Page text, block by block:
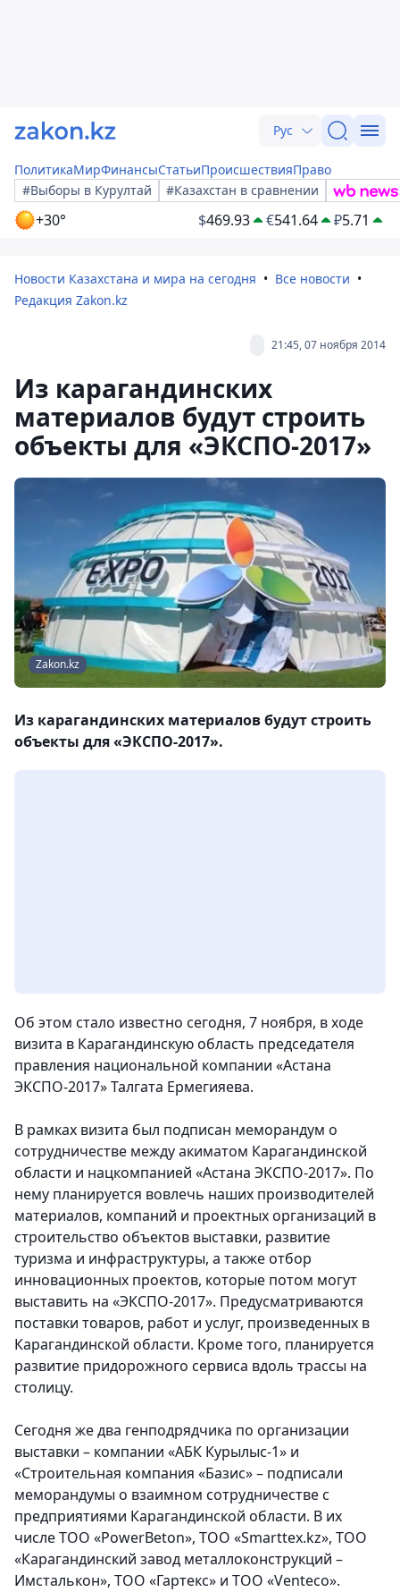
Рус
ПолитикаМирФинансыСтатьиПроисшествияПраво
#Выборы в Курултай
#Казахстан в сравнении
+30° $469.93 €541.64 ₽5.71
Новости Казахстана и мира на сегодня
Все новости
Редакция Zakon.kz
21:45, 07 ноября 2014
Из карагандинских
материалов будут строить
объекты для «ЭКСПО-2017»
Zakon.kz
Из карагандинских материалов будут строить
объекты для «ЭКСПО-2017».
Об этом стало известно сегодня, 7 ноября, в ходе
визита в Карагандинскую область председателя
правления национальной компании «Астана
ЭКСПО-2017» Талгата Ермегияева.
В рамках визита был подписан меморандум о
сотрудничестве между акиматом Карагандинской
области и нацкомпанией «Астана ЭКСПО-2017». По
нему планируется вовлечь наших производителей
материалов, компаний и проектных организаций в
строительство объектов выставки, развитие
туризма и инфраструктуры, а также отбор
инновационных проектов, которые потом могут
выставить на «ЭКСПО-2017». Предусматриваются
поставки товаров, работ и услуг, произведенных в
Карагандинской области. Кроме того, планируется
развитие придорожного сервиса вдоль трассы на
столицу.
Сегодня же два генподрядчика по организации
выставки – компании «АБК Курылыс-1» и
«Строительная компания «Базис» – подписали
меморандумы о взаимном сотрудничестве с
предприятиями Карагандинской области. В их
числе ТОО «PowerBeton», ТОО «Smarttex.kz», ТОО
«Карагандинский завод металлоконструкций –
Имсталькон», ТОО «Гартекс» и ТОО «Venteco».